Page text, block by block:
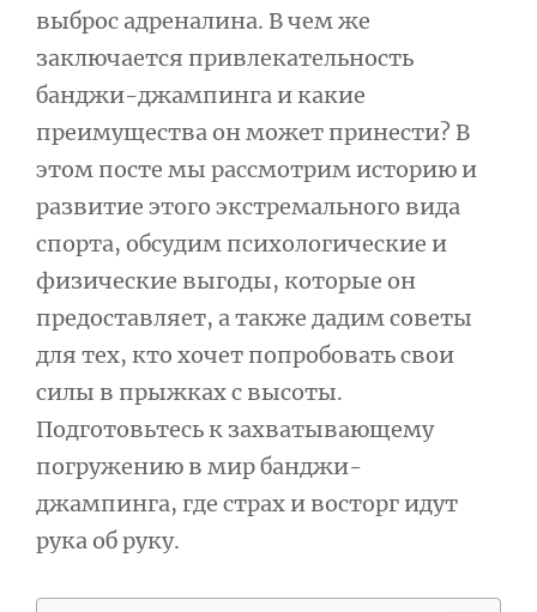
выброс адреналина. В чем же
заключается привлекательность
банджи-джампинга и какие
преимущества он может принести? В
этом посте мы рассмотрим историю и
развитие этого экстремального вида
спорта, обсудим психологические и
физические выгоды, которые он
предоставляет, а также дадим советы
для тех, кто хочет попробовать свои
силы в прыжках с высоты.
Подготовьтесь к захватывающему
погружению в мир банджи-
джампинга, где страх и восторг идут
рука об руку.